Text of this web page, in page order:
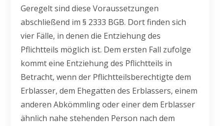
Geregelt sind diese Voraussetzungen
abschließend im § 2333 BGB. Dort finden sich
vier Fälle, in denen die Entziehung des
Pflichtteils möglich ist. Dem ersten Fall zufolge
kommt eine Entziehung des Pflichtteils in
Betracht, wenn der Pflichtteilsberechtigte dem
Erblasser, dem Ehegatten des Erblassers, einem
anderen Abkömmling oder einer dem Erblasser
ähnlich nahe stehenden Person nach dem